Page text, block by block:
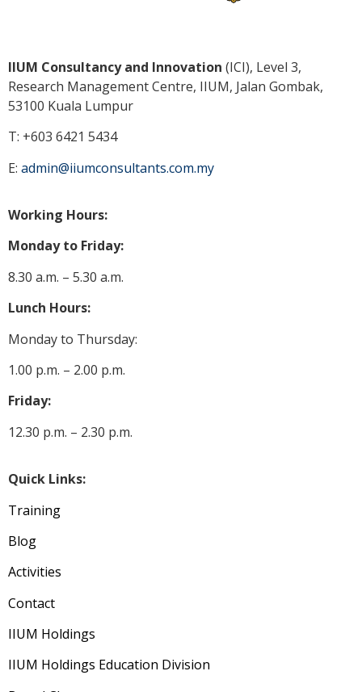
IIUM Consultancy and Innovation (ICI), Level 3,
Research Management Centre, IIUM, Jalan Gombak,
53100 Kuala Lumpur
T: +603 6421 5434
E: admin@iiumconsultants.com.my
Working Hours:
Monday to Friday:
8.30 a.m. – 5.30 a.m.
Lunch Hours:
Monday to Thursday:
1.00 p.m. – 2.00 p.m.
Friday:
12.30 p.m. – 2.30 p.m.
Quick Links:
Training
Blog
Activities
Contact
IIUM Holdings
IIUM Holdings Education Division